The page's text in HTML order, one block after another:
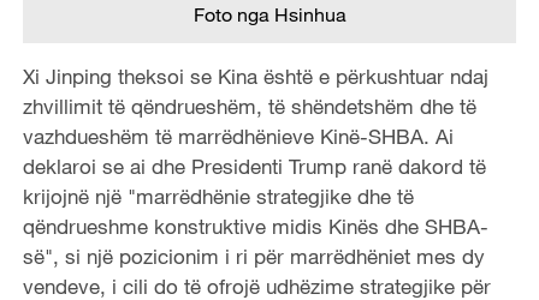
Foto nga Hsinhua
Xi Jinping theksoi se Kina është e përkushtuar ndaj
zhvillimit të qëndrueshëm, të shëndetshëm dhe të
vazhdueshëm të marrëdhënieve Kinë-SHBA. Ai
deklaroi se ai dhe Presidenti Trump ranë dakord të
krijojnë një "marrëdhënie strategjike dhe të
qëndrueshme konstruktive midis Kinës dhe SHBA-
së", si një pozicionim i ri për marrëdhëniet mes dy
vendeve, i cili do të ofrojë udhëzime strategjike për